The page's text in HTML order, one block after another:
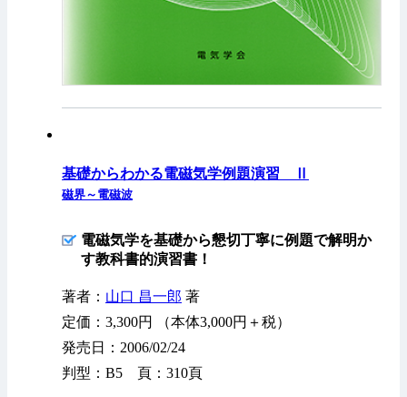
基礎からわかる電磁気学例題演習 Ⅱ
磁界～電磁波
電磁気学を基礎から懇切丁寧に例題で解明か
す教科書的演習書！
著者： 山口 昌一郎 著
定価：3,300円 （本体3,000円＋税）
発売日：2006/02/24
判型：B5 頁：310頁